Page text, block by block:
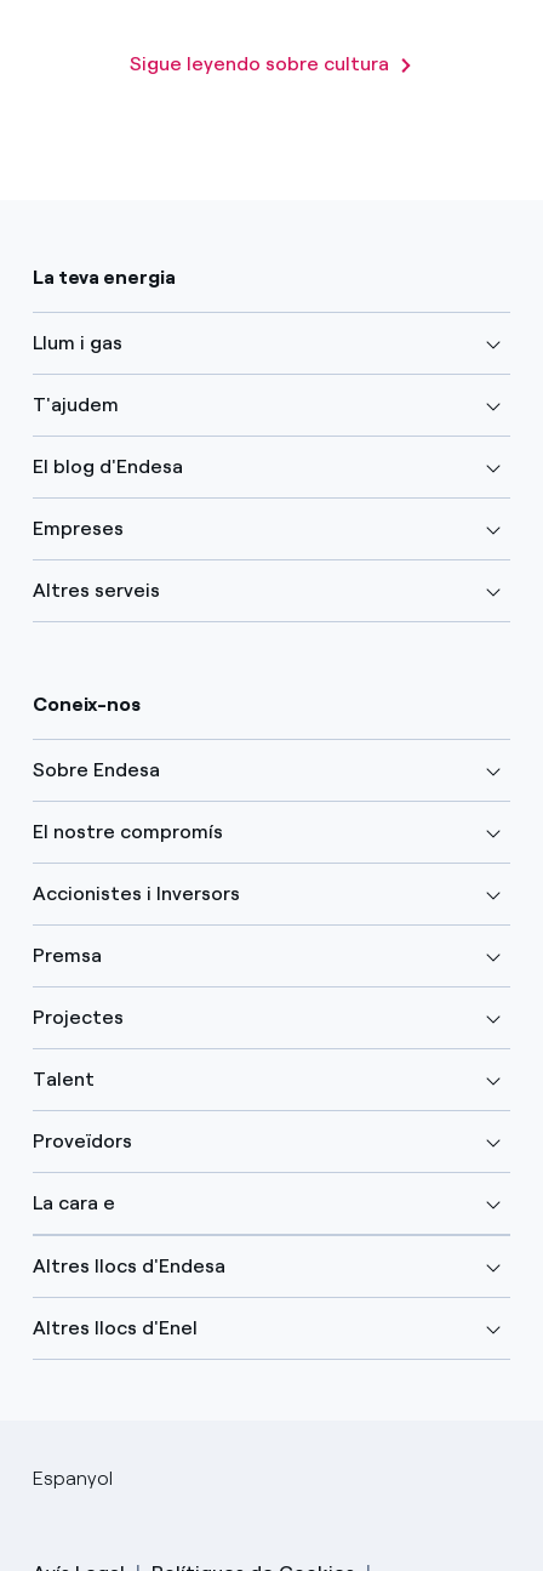
Sigue leyendo sobre cultura
La teva energia
Llum i gas
T'ajudem
El blog d'Endesa
Empreses
Altres serveis
Coneix-nos
Sobre Endesa
El nostre compromís
Accionistes i Inversors
Premsa
Projectes
Talent
Proveïdors
La cara e
Altres llocs d'Endesa
Altres llocs d'Enel
Espanyol